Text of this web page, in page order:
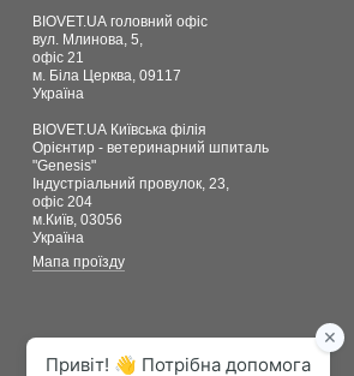
BIOVET.UA головний офіс
вул. Млинова, 5,
офіс 21
м. Біла Церква, 09117
Україна
BIOVET.UA Київська філія
Орієнтир - ветеринарний шпиталь
"Genesis"
Індустріальний провулок, 23,
офіс 204
м.Київ, 03056
Україна
Мапа проїзду